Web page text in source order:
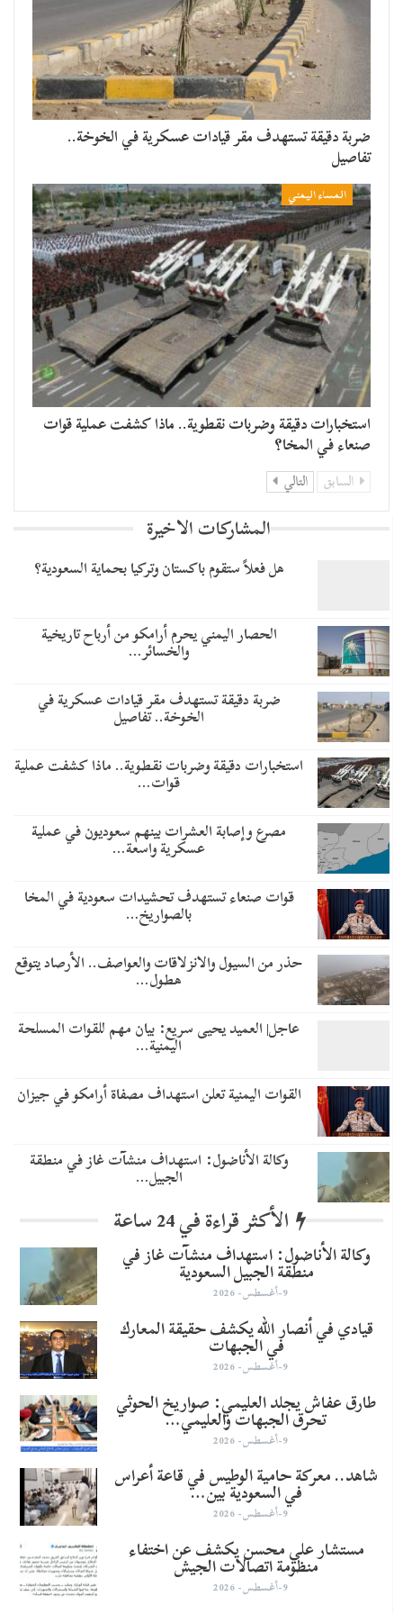
ضربة دقيقة تستهدف مقر قيادات عسكرية في الخوخة..
تفاصيل
المساء اليمني
استخبارات دقيقة وضربات نقطوية.. ماذا كشفت عملية قوات
صنعاء في المخا؟
السابق التالي
المشاركات الاخيرة
هل فعلاً ستقوم باكستان وتركيا بحماية السعودية؟
الحصار اليمني يحرم أرامكو من أرباح تاريخية
والخسائر…
ضربة دقيقة تستهدف مقر قيادات عسكرية في
الخوخة.. تفاصيل
استخبارات دقيقة وضربات نقطوية.. ماذا كشفت عملية
قوات…
مصرع وإصابة العشرات بينهم سعوديون في عملية
عسكرية واسعة…
قوات صنعاء تستهدف تحشيدات سعودية في المخا
بالصواريخ…
حذر من السيول والانزلاقات والعواصف.. الأرصاد يتوقع
هطول…
عاجل| العميد يحيى سريع: بيان مهم للقوات المسلحة
اليمنية…
القوات اليمنية تعلن استهداف مصفاة أرامكو في جيزان
وكالة الأناضول: استهداف منشآت غاز في منطقة
الجبيل…
الأكثر قراءة في 24 ساعة
وكالة الأناضول: استهداف منشآت غاز في
منطقة الجبيل السعودية
9-أغسطس- 2026
قيادي في أنصار الله يكشف حقيقة المعارك
في الجبهات
9-أغسطس- 2026
طارق عفاش يجلد العليمي: صواريخ الحوثي
تحرق الجبهات والعليمي…
9-أغسطس- 2026
شاهد.. معركة حامية الوطيس في قاعة أعراس
في السعودية بين…
9-أغسطس- 2026
مستشار علي محسن يكشف عن اختفاء
منظومة اتصالات الجيش
9-أغسطس- 2026